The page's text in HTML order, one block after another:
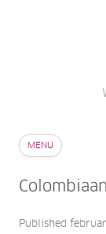
MENU
Published